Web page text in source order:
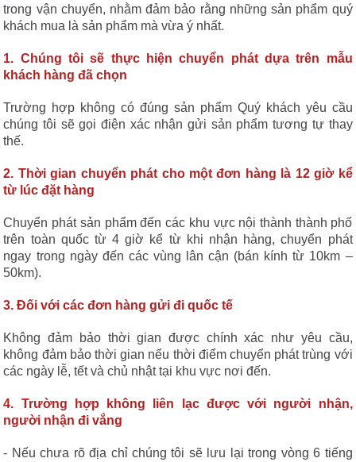
trong vận chuyển, nhằm đảm bảo rằng những sản phẩm quý
khách mua là sản phẩm mà vừa ý nhất.
1. Chúng tôi sẽ thực hiện chuyển phát dựa trên mẫu
khách hàng đã chọn
Trường hợp không có đúng sản phẩm Quý khách yêu cầu
chúng tôi sẽ gọi điện xác nhận gửi sản phẩm tương tự thay
thế.
2. Thời gian chuyển phát cho một đơn hàng là 12 giờ kể
từ lúc đặt hàng
Chuyển phát sản phẩm đến các khu vực nội thành thành phố
trên toàn quốc từ 4 giờ kể từ khi nhận hàng, chuyển phát
ngay trong ngày đến các vùng lân cận (bán kính từ 10km –
50km).
3. Đối với các đơn hàng gửi đi quốc tế
Không đảm bảo thời gian được chính xác như yêu cầu,
không đảm bảo thời gian nếu thời điểm chuyển phát trùng với
các ngày lễ, tết và chủ nhật tại khu vực nơi đến.
4. Trường hợp không liên lạc được với người nhận,
người nhận đi vắng
- Nếu chưa rõ địa chỉ chúng tôi sẽ lưu lại trong vòng 6 tiếng